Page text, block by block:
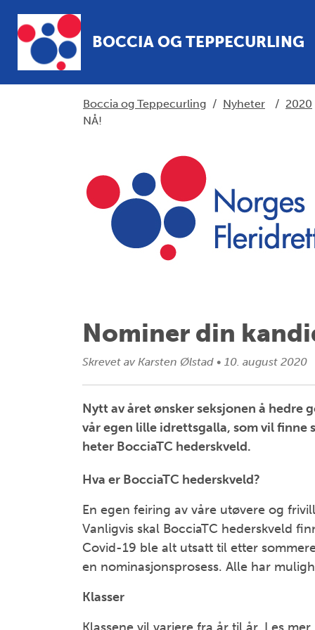
BOCCIA OG TEPPECURLING
Boccia og Teppecurling / Nyheter / 2020
NÅ!
Nominer din
Skrevet av Karsten Ølstad • 10. august 2020
Nytt av året ønsker seksjonen å hedre
vår egen lille idrettsgalla, som vil finne
heter BocciaTC hederskveld.
Hva er BocciaTC hederskveld?
En egen feiring av våre utøvere og
Vanligvis skal BocciaTC hederskveld
Covid-19 ble alt utsatt til etter
en nominasjonsprosess. Alle har
Klasser